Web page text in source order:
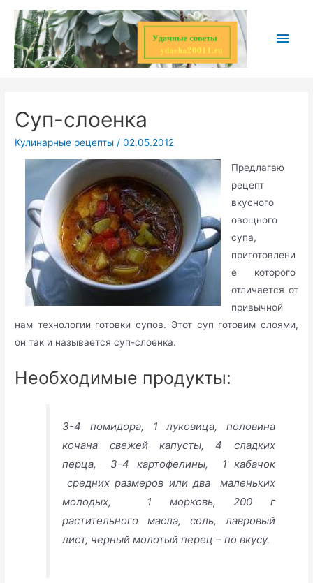
Перейти
содержимому
Суп-слоенка
Кулинарные рецепты /02.05.2012
Предлагаю
рецепт
вкусного
овощного
супа,
приготовлени
е которого
отличается от
привычной
нам технологии готовки супов. Этот суп готовим слоями,
он так и называется суп-слоенка.
Необходимые продукты:
3-4 помидора, 1 луковица, половина
кочана свежей капусты, 4 сладких
перца, 3-4 картофелины, 1 кабачок
средних размеров или два маленьких
молодых, 1 морковь, 200 г
растительного масла, соль, лавровый
лист, черный молотый перец – по вкусу.